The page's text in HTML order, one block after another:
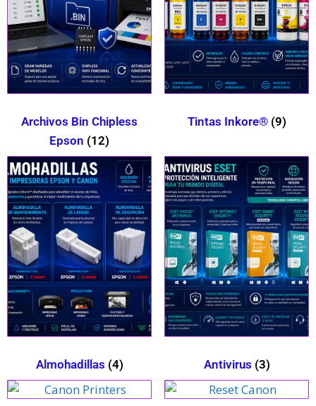
Archivos Bin Chipless
Epson (12)
Tintas Inkore® (9)
Almohadillas (4) Antivirus (3)